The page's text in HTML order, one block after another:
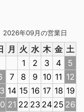
2026年09月の営業日
月 火 水 木 金 土
1
2 3 4
5
7 8 9 10 11 12
14 15 16 17 18 19
21 22 23 24 25 26